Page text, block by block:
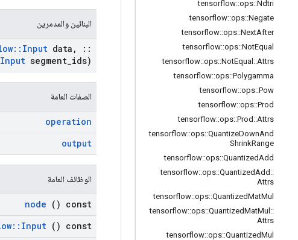
tensorflow::ops::Ndtri
tensorflow::ops::Negate
tensorflow::ops::NextAfter
tensorflow::ops::NotEqual
tensorflow::ops::NotEqual ::Attrs
tensorflow::ops::Polygamma
tensorflow::ops::Pow
tensorflow::ops::Prod
tensorflow::ops::Prod ::Attrs
tensorflow::ops::QuantizeDownAnd
ShrinkRange
tensorflow::ops::QuantizedAdd
tensorflow::ops::QuantizedAdd ::
Attrs
tensorflow::ops::QuantizedMatMul
tensorflow::ops::QuantizedMatMul ::
Attrs
tensorflow::ops::QuantizedMul
البنائين والمدمرين
:: Input data ,
::
Input segment ids)
الصفات العامة
operation
output
الوظائف العامة
node () const
:: Input () const